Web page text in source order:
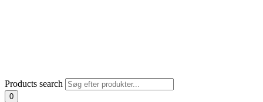
Products search
0